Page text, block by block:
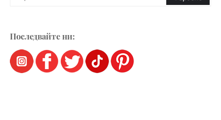
Последвайте ни: